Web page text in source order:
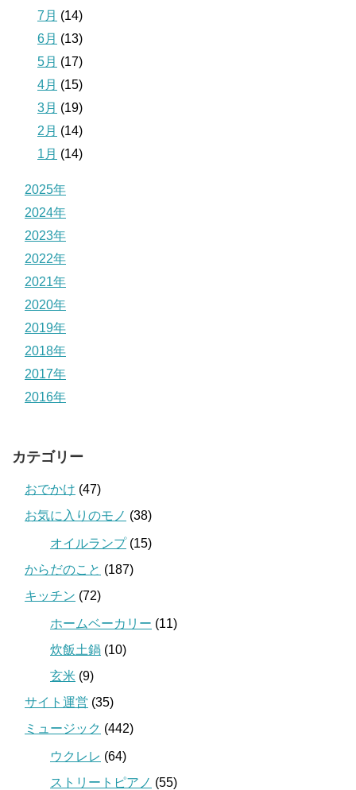
7月 (14)
6月 (13)
5月 (17)
4月 (15)
3月 (19)
2月 (14)
1月 (14)
2025年
2024年
2023年
2022年
2021年
2020年
2019年
2018年
2017年
2016年
カテゴリー
おでかけ (47)
お気に入りのモノ (38)
オイルランプ(15)
からだのこと (187)
キッチン (72)
ホームベーカリー (11)
炊飯土鍋 (10)
玄米 (9)
サイト運営 (35)
ミュージック (442)
ウクレレ (64)
ストリートピアノ (55)